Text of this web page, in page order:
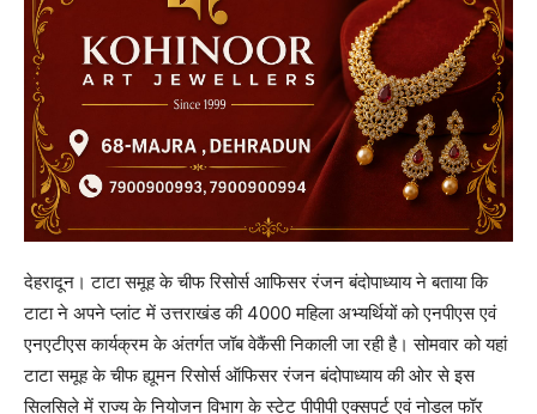
देहरादून। टाटा समूह के चीफ रिसोर्स आफिसर रंजन बंदोपाध्याय ने बताया कि
टाटा ने अपने प्लांट में उत्तराखंड की 4000 महिला अभ्यर्थियों को एनपीएस एवं
एनएटीएस कार्यक्रम के अंतर्गत जॉब वेकैंसी निकाली जा रही है। सोमवार को यहां
टाटा समूह के चीफ ह्यूमन रिसोर्स ऑफिसर रंजन बंदोपाध्याय की ओर से इस
सिलसिले में राज्य के नियोजन विभाग के स्टेट पीपीपी एक्सपर्ट एवं नोडल फॉर